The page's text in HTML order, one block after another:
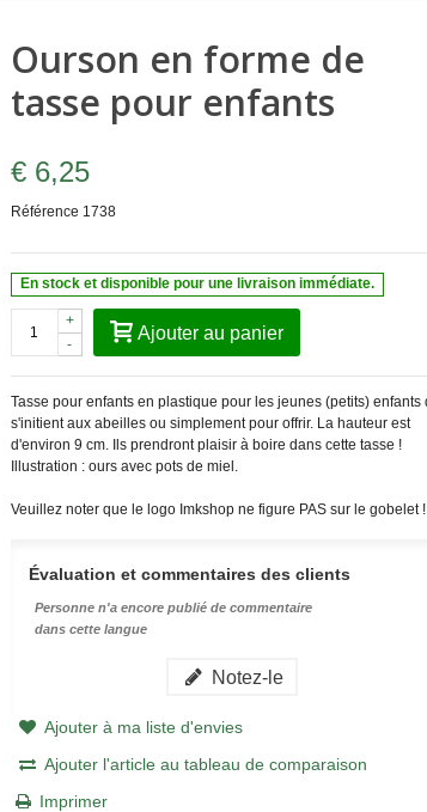
Ourson en forme de
tasse pour enfants
€ 6,25
Référence 1738
En stock et disponible pour une livraison immédiate.
-
+
Ajouter au panier
Tasse pour enfants en plastique pour les jeunes (petits) enfants
s'initient aux abeilles ou simplement pour offrir. La hauteur est
d'environ 9 cm. Ils prendront plaisir à boire dans cette tasse !
Illustration : ours avec pots de miel.
Veuillez noter que le logo Imkshop ne figure PAS sur le gobelet !
Évaluation et commentaires des clients
Personne n'a encore publié de commentaire
dans cette langue
Notez-le
Ajouter à ma liste d'envies
Ajouter l'article au tableau de comparaison
Imprimer